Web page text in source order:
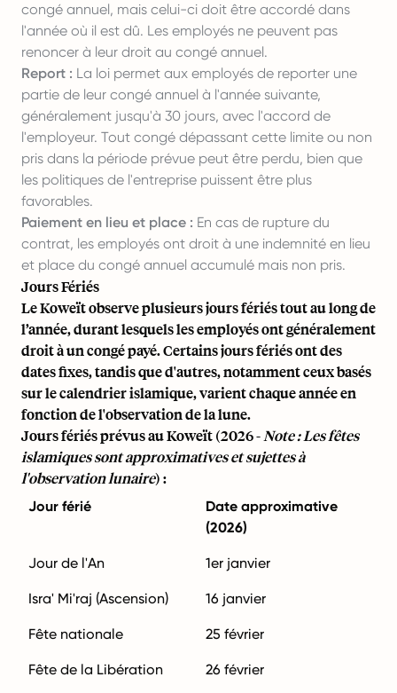
congé annuel, mais celui-ci doit être accordé dans
l'année où il est dû. Les employés ne peuvent pas
renoncer à leur droit au congé annuel.
Report : La loi permet aux employés de reporter une
partie de leur congé annuel à l'année suivante,
généralement jusqu'à 30 jours, avec l'accord de
l'employeur. Tout congé dépassant cette limite ou non
pris dans la période prévue peut être perdu, bien que
les politiques de l'entreprise puissent être plus
favorables.
Paiement en lieu et place : En cas de rupture du
contrat, les employés ont droit à une indemnité en lieu
et place du congé annuel accumulé mais non pris.
Jours Fériés
Le Koweït observe plusieurs jours fériés tout au long de
l’année, durant lesquels les employés ont généralement
droit à un congé payé. Certains jours fériés ont des
dates fixes, tandis que d'autres, notamment ceux basés
sur le calendrier islamique, varient chaque année en
fonction de l'observation de la lune.
Jours fériés prévus au Koweït (2026 - Note : Les fêtes
islamiques sont approximatives et sujettes à
l'observation lunaire) :
Jour férié
Date approximative
(2026)
Jour de l'An 1er janvier
Isra' Mi'raj (Ascension) 16 janvier
Fête nationale 25 février
Fête de la Libération 26 février